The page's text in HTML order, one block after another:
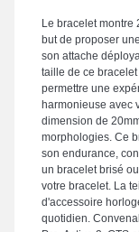
Le bracelet montre
but de proposer
son attache
taille de ce
permettre une
harmonieuse avec
dimension de
morphologies. Ce
son endurance,
un bracelet brisé
votre bracelet. La
d'accessoire
quotidien.